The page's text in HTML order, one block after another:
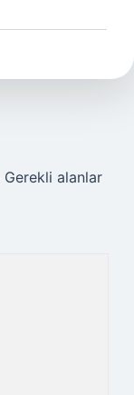
Gerekli alanlar